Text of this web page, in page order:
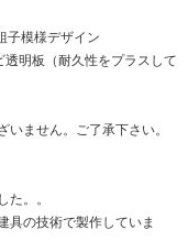
子模様デザイン
明板（耐久性をプラスして
ません。ご了承下さい。
。。
具の技術で製作していま